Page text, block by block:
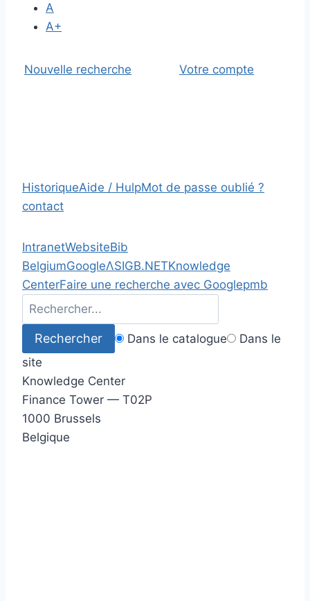
A
A+
Nouvelle recherche Votre compte
HistoriqueAide / HulpMot de passe oublié ?
contact
IntranetWebsiteBib
BelgiumGoogleΛSIGB.NETKnowledge
CenterFaire une recherche avec Googlepmb
Dans le catalogue
Dans le
site
Knowledge Center
Finance Tower — T02P
1000 Brussels
Belgique